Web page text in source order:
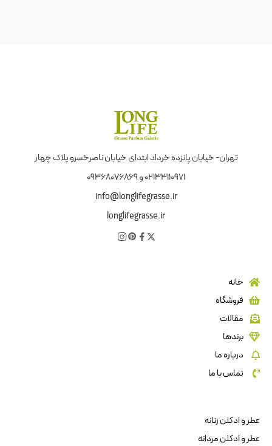
تهران- خیابان پانزده خرداد ابتدای خیابان ناصرخسرو پلاک چهار
02133110971 و 09368076869
info@longlifegrasse.ir
longlifegrasse.ir
خانه
فروشگاه
مقالات
برندها
درباره ما
تماس با ما
عطر و ادکلن زنانه
عطر و ادکلن مردانه